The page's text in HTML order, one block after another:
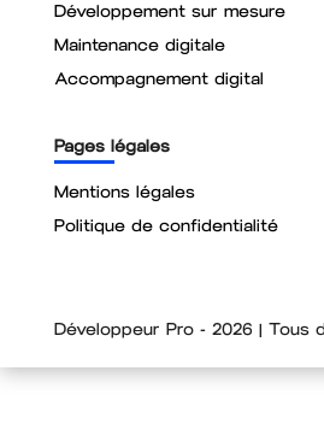
Développement sur mesure
Maintenance digitale
Accompagnement digital
Pages légales
Mentions légales
Politique de confidentialité
Développeur Pro - 2026 | Tous